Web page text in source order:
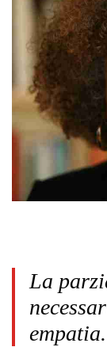
La
empatia.